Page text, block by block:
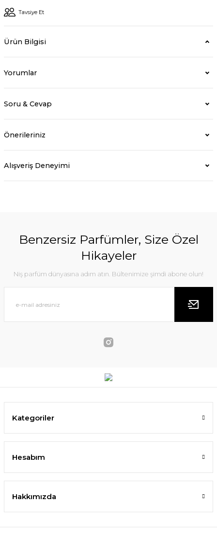
Tavsiye Et
Ürün Bilgisi
Yorumlar
Soru & Cevap
Önerileriniz
Alışveriş Deneyimi
Benzersiz Parfümler, Size Özel
Hikayeler
Niş parfüm dünyasına adım atın. Bültenimize şimdi abone olun!
Kategoriler
Hesabım
Hakkımızda